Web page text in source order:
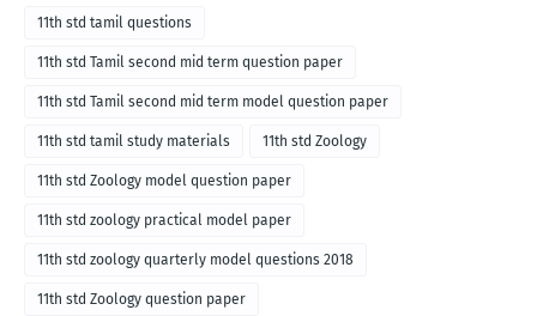
11th std tamil questions
11th std Tamil second mid term question paper
11th std Tamil second mid term model question paper
11th std tamil study materials 11th std Zoology
11th std Zoology model question paper
11th std zoology practical model paper
11th std zoology quarterly model questions 2018
11th std Zoology question paper